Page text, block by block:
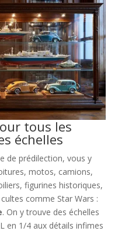
tous les
échelles
de prédilection, vous y
motos, camions,
figurines historiques,
comme Star Wars :
. On y trouve des échelles
en 1/4 aux détails infimes